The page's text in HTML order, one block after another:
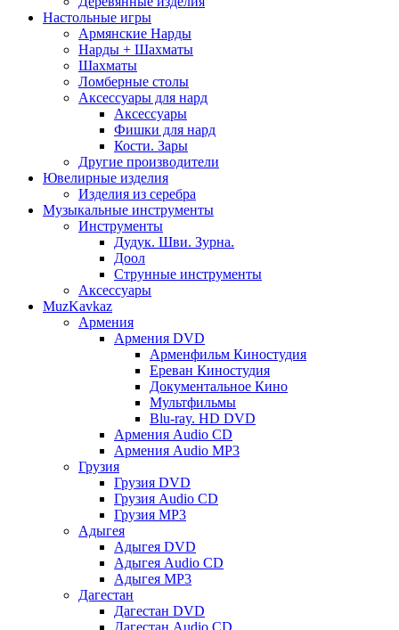
Настольные игры
Армянские Нарды
Нарды + Шахматы
Шахматы
Ломберные столы
Аксессуары для нард
Аксессуары
Фишки для нард
Кости. Зары
Другие производители
Ювелирные изделия
Изделия из серебра
Музыкальные инструменты
Инструменты
Дудук. Шви. Зурна.
Доол
Струнные инструменты
Аксессуары
MuzKavkaz
Армения
Армения DVD
Арменфильм Киностудия
Ереван Киностудия
Документальное Кино
Мультфильмы
Blu-ray. HD DVD
Армения Audio CD
Армения Audio MP3
Грузия
Грузия DVD
Грузия Audio CD
Грузия MP3
Адыгея
Адыгея DVD
Адыгея Audio CD
Адыгея MP3
Дагестан
Дагестан DVD
Дагестан Audio CD